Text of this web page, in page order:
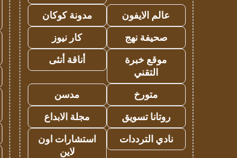
عالم الايفون
مدونة كوكان
صحيفة نهج
كار نيوز
موقع خبرة
التقني
أناقة أنثى
متورخ
مدسن
روتانا تسويق
مجلة الابداع
نادي الترددات
استشارات اون
لاين